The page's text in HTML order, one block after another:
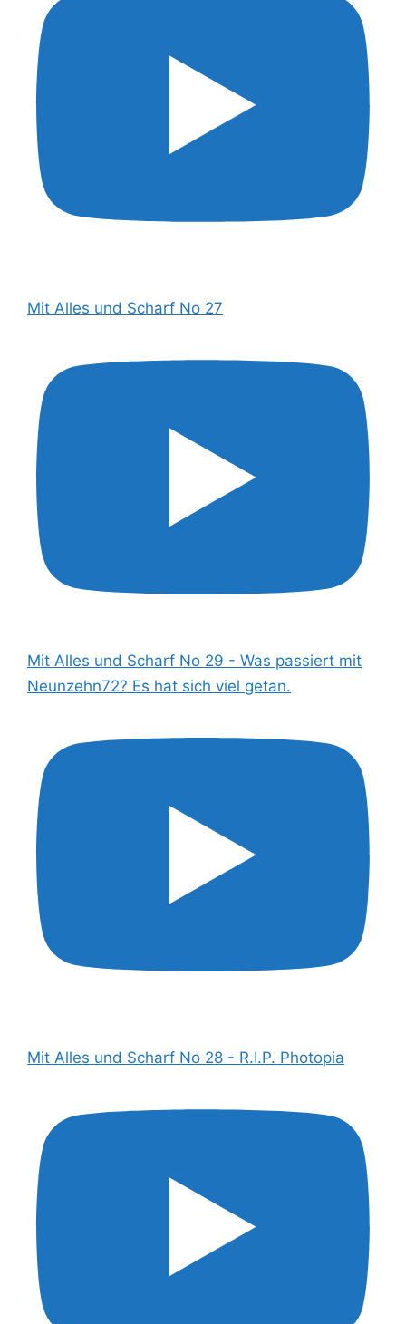
Mit Alles und Scharf No 27
Mit Alles und Scharf No 29 - Was passiert mit
Neunzehn72? Es hat sich viel getan.
Mit Alles und Scharf No 28 - R.I.P. Photopia